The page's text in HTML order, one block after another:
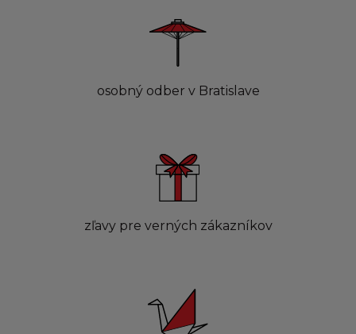
osobný odber v Bratislave
zľavy pre verných zákazníkov